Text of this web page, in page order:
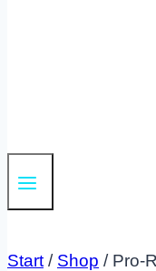
Start / Shop / Pro-